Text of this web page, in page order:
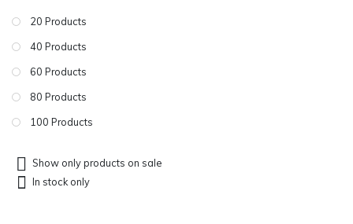
20 Products
40 Products
60 Products
80 Products
100 Products
Show only products on sale
In stock only